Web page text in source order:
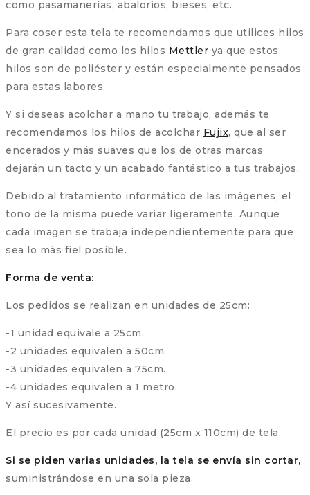
como pasamanerías, abalorios, bieses, etc.
Para coser esta tela te recomendamos que utilices hilos
de gran calidad como los hilos Mettler ya que estos
hilos son de poliéster y están especialmente pensados
para estas labores.
Y si deseas acolchar a mano tu trabajo, además te
recomendamos los hilos de acolchar Fujix, que al ser
encerados y más suaves que los de otras marcas
dejarán un tacto y un acabado fantástico a tus trabajos.
Debido al tratamiento informático de las imágenes, el
tono de la misma puede variar ligeramente. Aunque
cada imagen se trabaja independientemente para que
sea lo más fiel posible.
Forma de venta:
Los pedidos se realizan en unidades de 25cm:
-1 unidad equivale a 25cm.
-2 unidades equivalen a 50cm.
-3 unidades equivalen a 75cm.
-4 unidades equivalen a 1 metro.
Y así sucesivamente.
El precio es por cada unidad (25cm x 110cm) de tela.
Si se piden varias unidades, la tela se envía sin cortar,
suministrándose en una sola pieza.